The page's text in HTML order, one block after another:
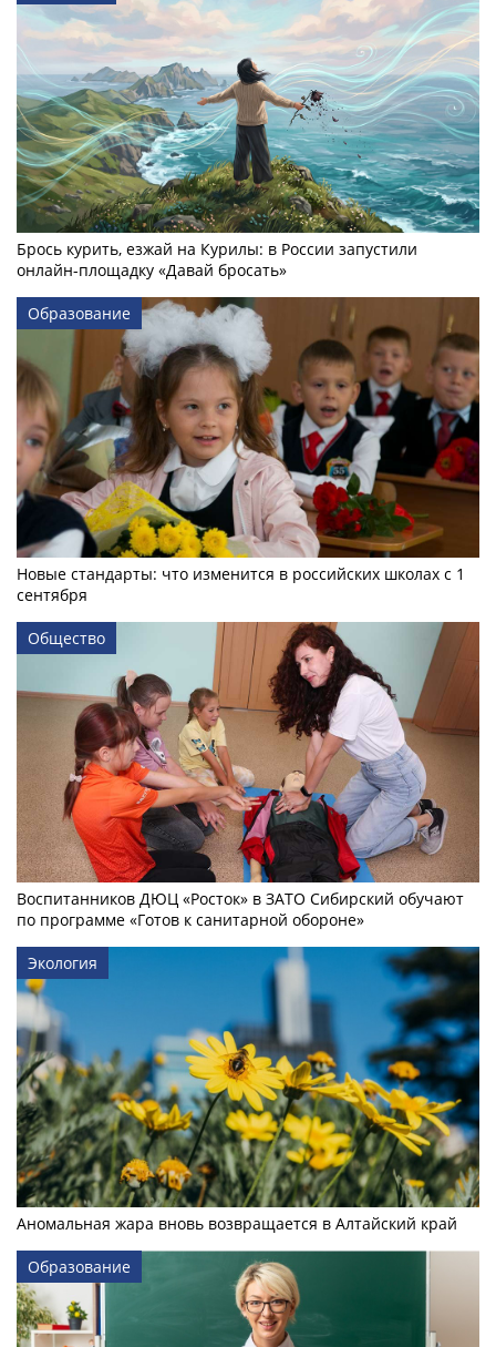
Брось курить, езжай на Курилы: в России запустили
онлайн-­площадку «Давай бросать»
Образование
Новые стандарты: что изменится в российских школах с 1
сентября
Общество
Воспитанников ДЮЦ «Росток» в ЗАТО Сибирский обучают
по программе «Готов к санитарной обороне»
Экология
Аномальная жара вновь возвращается в Алтайский край
Образование